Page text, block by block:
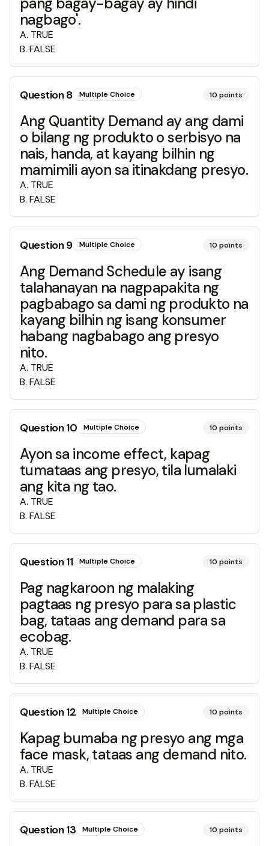
nagbago'.
A. TRUE
B. FALSE
Question8 Multiple Choice 10 points
Ang Quantity Demand ay ang dami
o bilang ng produkto o serbisyo na
nais, handa, at kayang bilhin ng
mamimili ayon sa itinakdang presyo.
A. TRUE
B. FALSE
Question9 Multiple Choice 10 points
Ang Demand Schedule ay isang
talahanayan na nagpapakita ng
pagbabago sa dami ng produkto na
kayang bilhin ng isang konsumer
habang nagbabago ang presyo
nito.
A. TRUE
B. FALSE
Question10 Multiple Choice 10 points
Ayon sa income effect, kapag
tumataas ang presyo, tila lumalaki
ang kita ng tao.
A. TRUE
B. FALSE
Question11 Multiple Choice 10 points
Pag nagkaroon ng malaking
pagtaas ng presyo para sa plastic
bag, tataas ang demand para sa
ecobag.
A. TRUE
B. FALSE
Question12 Multiple Choice 10 points
Kapag bumaba ng presyo ang mga
face mask, tataas ang demand nito.
A. TRUE
B. FALSE
Question13 Multiple Choice 10 points